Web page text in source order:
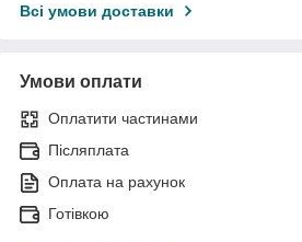
Всі умови доставки
Умови оплати
Оплатити частинами
Післяплата
Оплата на рахунок
Готівкою